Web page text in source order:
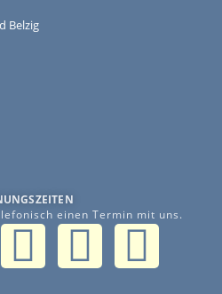
Belzig
einen Termin mit uns.